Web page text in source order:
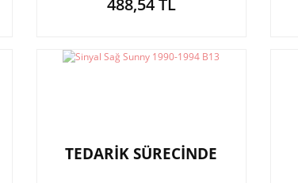
488,54 TL
TEDARİK SÜRECİNDE